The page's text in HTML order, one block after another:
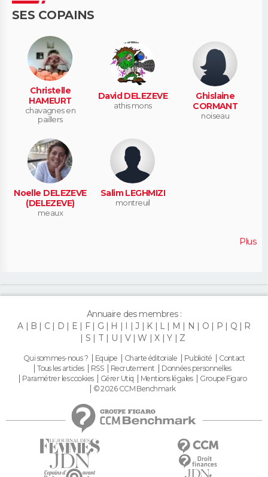
SES COPAINS
Christelle
HAMEURT
chavagnes en
paillers
David DELEZEVE
athis mons
Ghislaine
CORMANT
noiseau
Noelle DELEZEVE
(DELEZEVE)
meaux
Salim LEGHMIZI
montreuil
Plus
Annuaire des membres :
A
B C D E F G H I J K L M N O P Q
R
S
T U V W X Y Z
Qui sommes-nous ? Equipe Charte éditoriale Publicité
Contact
Tous les articles
RSS Recrutement
Données personnelles
Paramétrer les cookies
Gérer Utiq Mentions légales
Groupe Figaro
© 2026 CCM Benchmark